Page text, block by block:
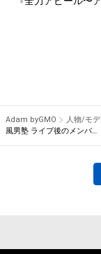
・本アイテムの著
の管理委託を受
せん。)を行うこと
であると判断した
パフォーマンスや
※本ストア内で出
株式会社
TBSテレビおよび
Adam byGMO 人物/モ
風男塾 ライブ後のメンバー全員の写真